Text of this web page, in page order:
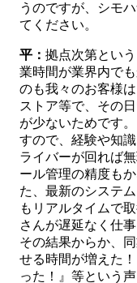
うのですが、シモ
てください。
平： 拠点次第とい
業時間が業界内で
のも我々のお客様
ストア等で、その
が少ないためです
すので、経験や知
ライバーが回れば
ール管理の精度も
た、最新のシステ
もリアルタイムで
さんが遅延なく仕
その結果からか、
せる時間が増えた
った！』等という